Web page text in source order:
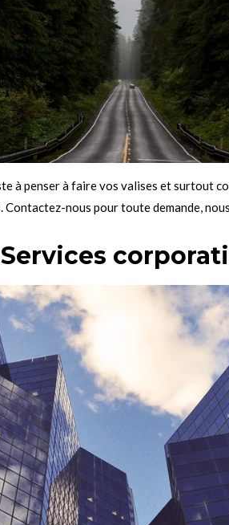
à penser à faire vos valises et surtout
nous pour toute demande,
Services